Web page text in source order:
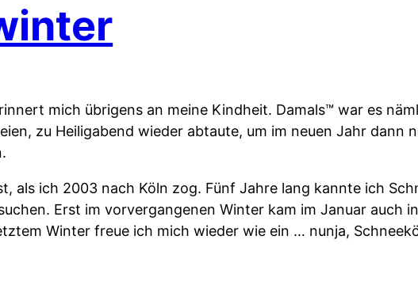
mich übrigens an meine Kindheit. Damals™ war es
zu Heiligabend wieder abtaute, um im neuen Jahr dann
als ich 2003 nach Köln zog. Fünf Jahre lang kannte ich
Erst im vorvergangenen Winter kam im Januar auch
Winter freue ich mich wieder wie ein … nunja,